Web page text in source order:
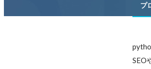
プ
SEO